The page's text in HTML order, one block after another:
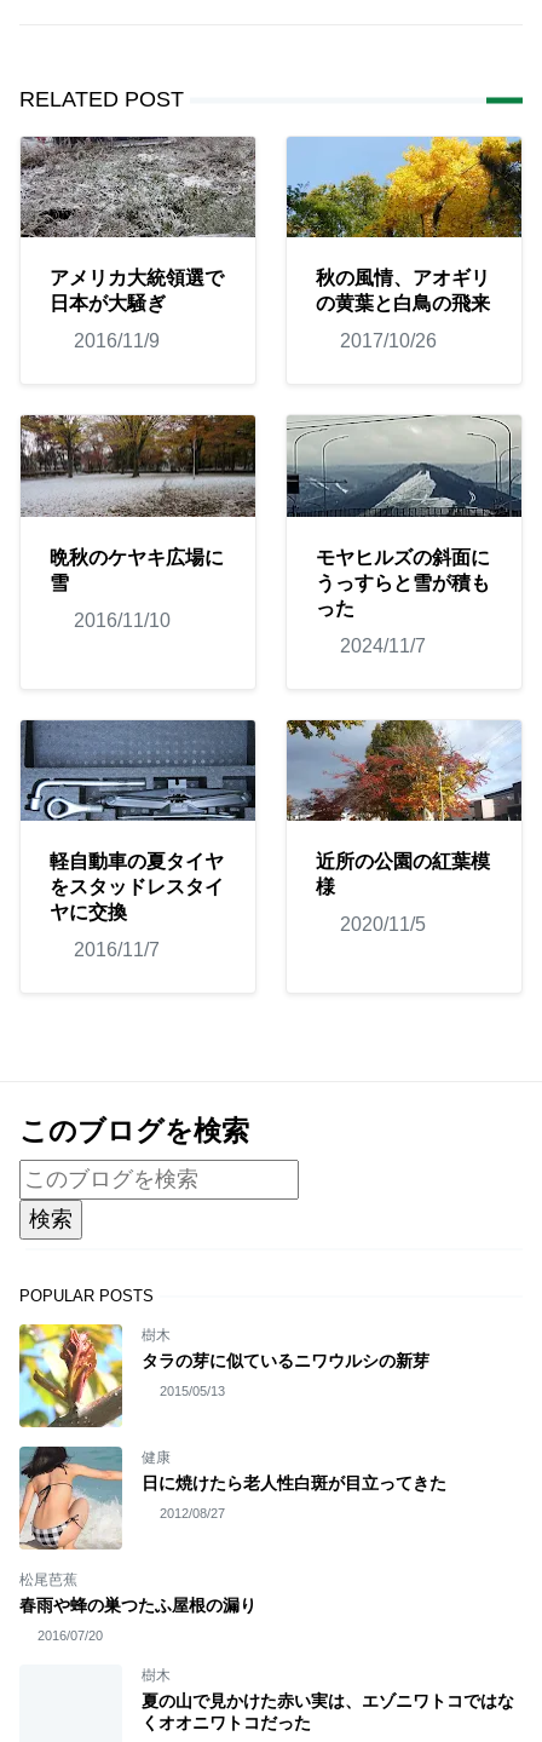
RELATED POST
アメリカ大統領選で
日本が大騒ぎ
2016/11/9
秋の風情、アオギリ
の黄葉と白鳥の飛来
2017/10/26
晩秋のケヤキ広場に
雪
2016/11/10
モヤヒルズの斜面に
うっすらと雪が積も
った
2024/11/7
軽自動車の夏タイヤ
をスタッドレスタイ
ヤに交換
2016/11/7
近所の公園の紅葉模
様
2020/11/5
このブログを検索
POPULAR POSTS
樹木
タラの芽に似ているニワウルシの新芽
2015/05/13
健康
日に焼けたら老人性白斑が目立ってきた
2012/08/27
松尾芭蕉
春雨や蜂の巣つたふ屋根の漏り
2016/07/20
樹木
夏の山で見かけた赤い実は、エゾニワトコではな
くオオニワトコだった